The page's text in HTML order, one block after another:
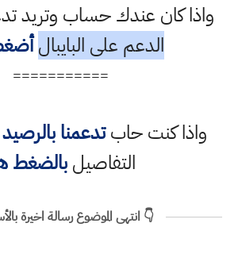
واذا كان عندك حساب وتريد
الدعم على البايبال
===========
واذا كنت حابتدعمنا بالرصيد
التفاصيلبالضغط
👇 انتهى الموضوع رسالة اخيرة